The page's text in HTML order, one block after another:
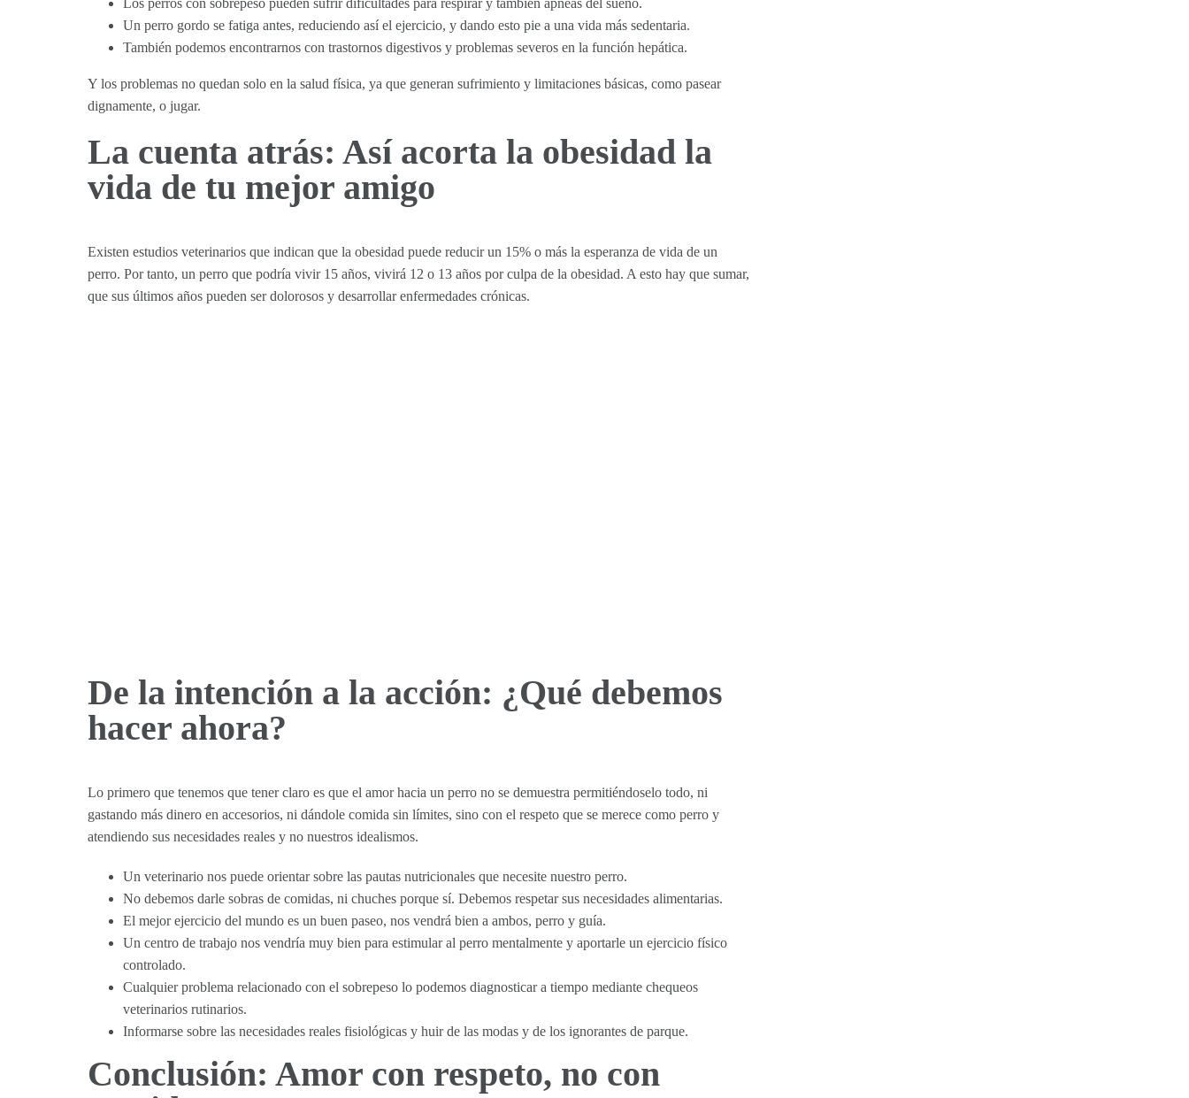
Los perros con sobrepeso pueden sufrir dificultades para respirar y también apneas del sueño.
Un perro gordo se fatiga antes, reduciendo así el ejercicio, y dando esto pie a una vida más sedentaria.
También podemos encontrarnos con trastornos digestivos y problemas severos en la función hepática.
Y los problemas no quedan solo en la salud física, ya que generan sufrimiento y limitaciones básicas, como pasear
dignamente, o jugar.
La cuenta atrás: Así acorta la obesidad la
vida de tu mejor amigo
Existen estudios veterinarios que indican que la obesidad puede reducir un 15% o más la esperanza de vida de un
perro. Por tanto, un perro que podría vivir 15 años, vivirá 12 o 13 años por culpa de la obesidad. A esto hay que sumar,
que sus últimos años pueden ser dolorosos y desarrollar enfermedades crónicas.
De la intención a la acción: ¿Qué debemos
hacer ahora?
Lo primero que tenemos que tener claro es que el amor hacia un perro no se demuestra permitiéndoselo todo, ni
gastando más dinero en accesorios, ni dándole comida sin límites, sino con el respeto que se merece como perro y
atendiendo sus necesidades reales y no nuestros idealismos.
Un veterinario nos puede orientar sobre las pautas nutricionales que necesite nuestro perro.
No debemos darle sobras de comidas, ni chuches porque sí. Debemos respetar sus necesidades alimentarias.
El mejor ejercicio del mundo es un buen paseo, nos vendrá bien a ambos, perro y guía.
Un centro de trabajo nos vendría muy bien para estimular al perro mentalmente y aportarle un ejercicio físico
controlado.
Cualquier problema relacionado con el sobrepeso lo podemos diagnosticar a tiempo mediante chequeos
veterinarios rutinarios.
Informarse sobre las necesidades reales fisiológicas y huir de las modas y de los ignorantes de parque.
Conclusión: Amor con respeto, no con